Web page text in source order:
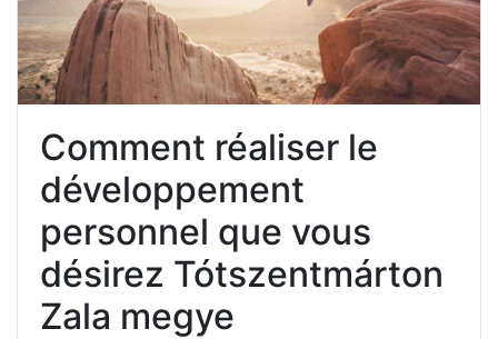
Comment réaliser le
développement
personnel que vous
désirez Tótszentmárton
Zala megye